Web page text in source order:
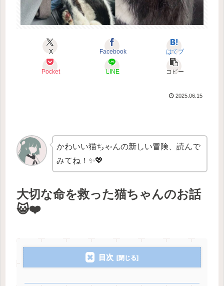
X Facebook はてブ
Pocket LINE コピー
2025.06.15
かわいい猫ちゃんの新しい冒険、読んで
みてね！✨💖
大切な命を救った猫ちゃんのお話
😺❤️
目次